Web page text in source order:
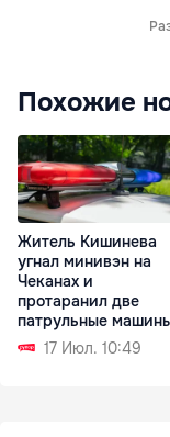
Похожие
Житель Кишинева
угнал минивэн на
Чеканах и
протаранил две
патрульные
17 Июл. 10:49